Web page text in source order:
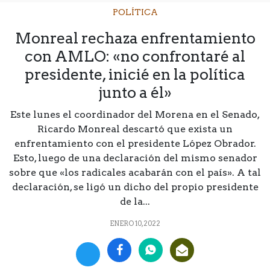
POLÍTICA
Monreal rechaza enfrentamiento
con AMLO: «no confrontaré al
presidente, inicié en la política
junto a él»
Este lunes el coordinador del Morena en el Senado,
Ricardo Monreal descartó que exista un
enfrentamiento con el presidente López Obrador.
Esto, luego de una declaración del mismo senador
sobre que «los radicales acabarán con el país». A tal
declaración, se ligó un dicho del propio presidente
de la...
ENERO 10, 2022